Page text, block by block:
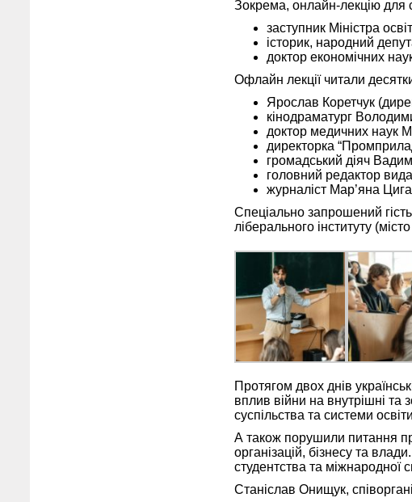
Зокрема, онлайн-лекцію для
заступник Міністра
історик, народний
доктор економічних
Офлайн лекції читали
Ярослав Коретчук
кінодраматург
доктор медичних наук
директорка
громадський діяч
головний редактор
журналіст Мар’яна
Спеціально запрошений
ліберального інституту
Протягом двох днів
вплив війни на внутрішні та
суспільства та системи
А також порушили питання
організацій, бізнесу та
студентства та міжнародної
Станіслав Онищук,